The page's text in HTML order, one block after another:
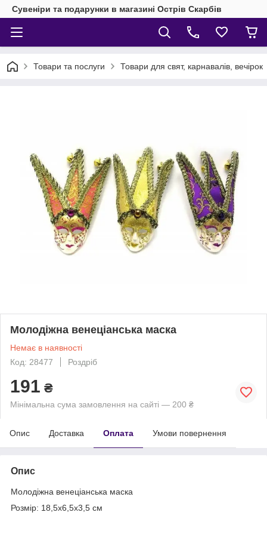
Сувеніри та подарунки в магазині Острів Скарбів
Товари та послуги Товари для свят, карнавалів, вечірок
Молодіжна венеціанська маска
Немає в наявності
Код: 28477
Роздріб
191 ₴
Мінімальна сума замовлення на сайті — 200 ₴
Опис Доставка Оплата Умови повернення
Опис
Молодіжна венеціанська маска
Розмір: 18,5х6,5х3,5 см